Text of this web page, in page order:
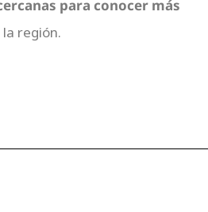
para conocer más
región.